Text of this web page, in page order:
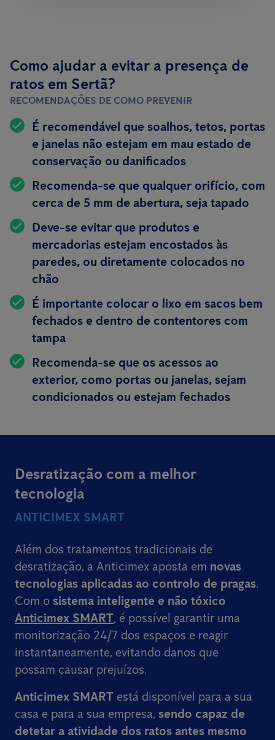
Como ajudar a evitar a presença de
ratos em Sertã?
RECOMENDAÇÕES DE COMO PREVENIR
É recomendável que soalhos, tetos, portas
e janelas não estejam em mau estado de
conservação ou danificados
Recomenda-se que qualquer orifício, com
cerca de 5 mm de abertura, seja tapado
Deve-se evitar que produtos e
mercadorias estejam encostados às
paredes, ou diretamente colocados no
chão
É importante colocar o lixo em sacos bem
fechados e dentro de contentores com
tampa
Recomenda-se que os acessos ao
exterior, como portas ou janelas, sejam
condicionados ou estejam fechados
Desratização com a melhor
tecnologia
ANTICIMEX SMART
Além dos tratamentos tradicionais de
desratização, a Anticimex aposta em novas
tecnologias aplicadas ao controlo de pragas.
Com o sistema inteligente e não tóxico
Anticimex SMART, é possível garantir uma
monitorização 24/7 dos espaços e reagir
instantaneamente, evitando danos que
possam causar prejuízos.
Anticimex SMART está disponível para a sua
casa e para a sua empresa, sendo capaz de
detetar a atividade dos ratos antes mesmo